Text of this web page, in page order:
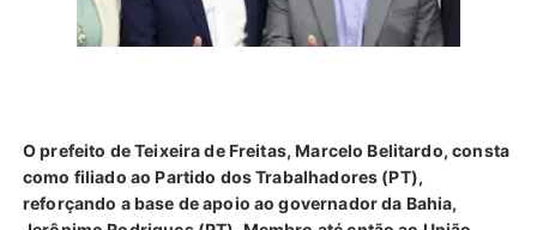
O prefeito de Teixeira de Freitas, Marcelo Belitardo, consta
como filiado ao Partido dos Trabalhadores (PT),
reforçando a base de apoio ao governador da Bahia,